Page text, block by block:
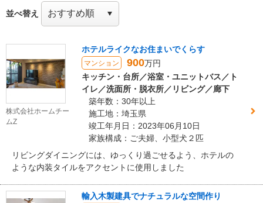
並べ替え
株式会社ホームチー
ムZ
ホテルライクなお住まいでくらす
マンション 900万円
キッチン・台所／浴室・ユニットバス／ト
イレ／洗面所・脱衣所／リビング／廊下
築年数：30年以上
施工地：埼玉県
竣工年月日：2023年06月10日
家族構成：ご夫婦、小型犬２匹
リビングダイニングには、ゆっくり過ごせるよう、ホテルの
ような内装タイルをアクセントに使用しました
輸入木製建具でナチュラルな空間作り